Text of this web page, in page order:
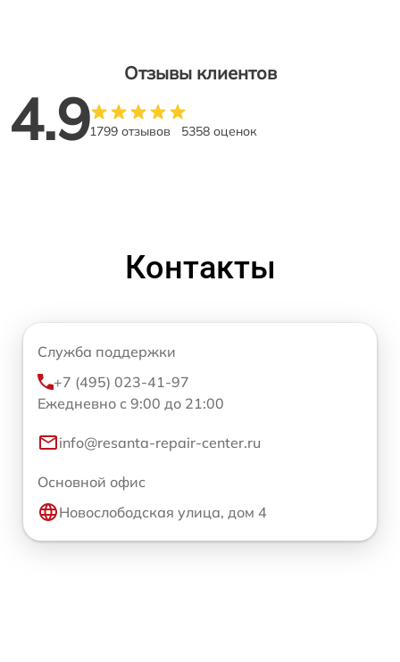
Отзывы клиентов
4.91799 отзывов 5358 оценок
Контакты
Служба поддержки
+7 (495) 023-41-97
Ежедневно с 9:00 до 21:00
info@resanta-repair-center.ru
Основной офис
Новослободская улица, дом 4